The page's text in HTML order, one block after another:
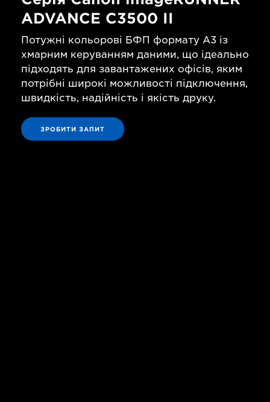
ADVANCE C3500 II
Потужні кольорові БФП формату A3 із
хмарним керуванням даними, що ідеально
підходять для завантажених офісів, яким
потрібні широкі можливості підключення,
швидкість, надійність і якість друку.
ЗРОБИТИ ЗАПИТ